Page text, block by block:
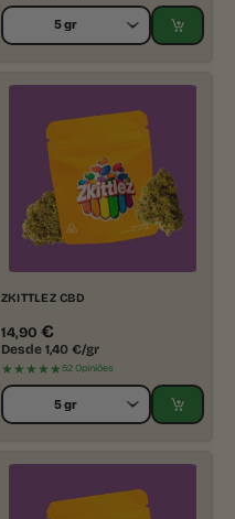
ZKITTLEZ CBD
14,90 €
Desde1,40€/gr
★★★★★ 52 Opiniões